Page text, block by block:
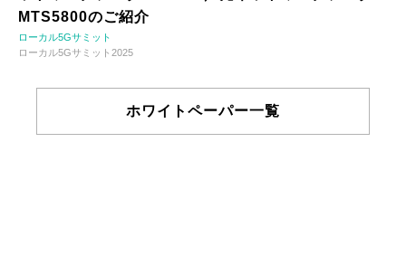
MTS5800のご紹介
ローカル5Gサミット
ローカル5Gサミット2025
ホワイトペーパー一覧